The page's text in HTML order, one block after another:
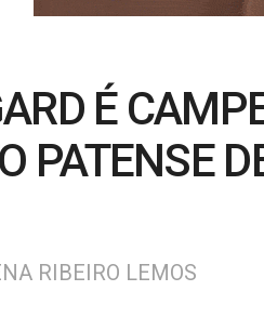
É
PATENSE
RIBEIRO LEMOS